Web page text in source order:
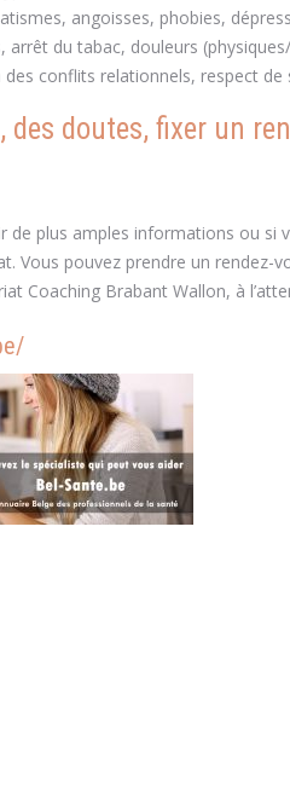
angoisses, phobies,
arrêt du tabac, douleurs
conflits relationnels, respect de
des doutes, fixer un
de plus amples informations ou si
Vous pouvez prendre un rendez-
Coaching Brabant Wallon, à